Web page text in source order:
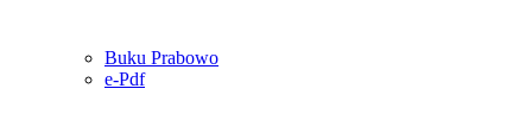
Buku Prabowo
e-Pdf